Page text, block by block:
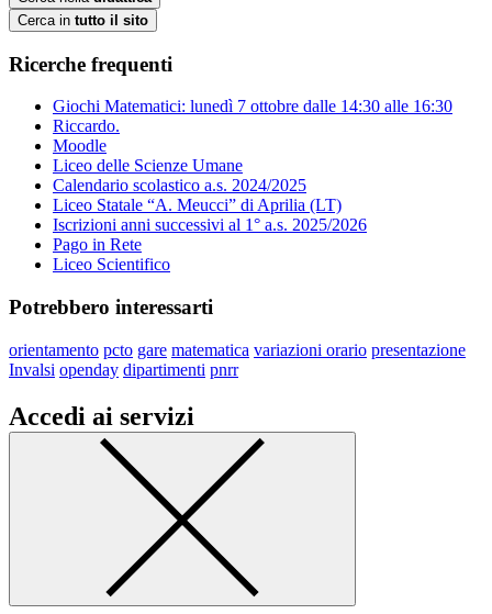
Cerca in tutto il sito
Ricerche frequenti
Giochi Matematici: lunedì 7 ottobre dalle 14:30 alle 16:30
Riccardo.
Moodle
Liceo delle Scienze Umane
Calendario scolastico a.s. 2024/2025
Liceo Statale “A. Meucci” di Aprilia (LT)
Iscrizioni anni successivi al 1° a.s. 2025/2026
Pago in Rete
Liceo Scientifico
Potrebbero interessarti
orientamento pcto gare matematica variazioni orario presentazione
Invalsi openday dipartimenti pnrr
Accedi ai servizi